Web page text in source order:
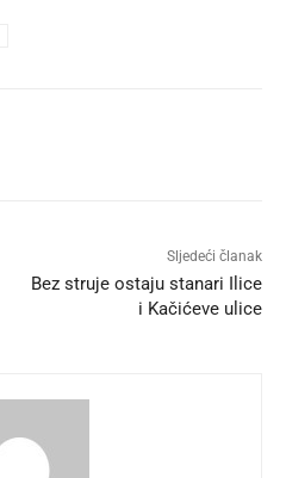
Sljedeći članak
Bez struje ostaju stanari Ilice
i Kačićeve ulice